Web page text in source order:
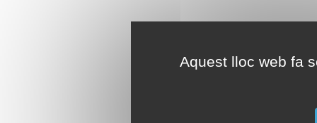
Aquest lloc web fa